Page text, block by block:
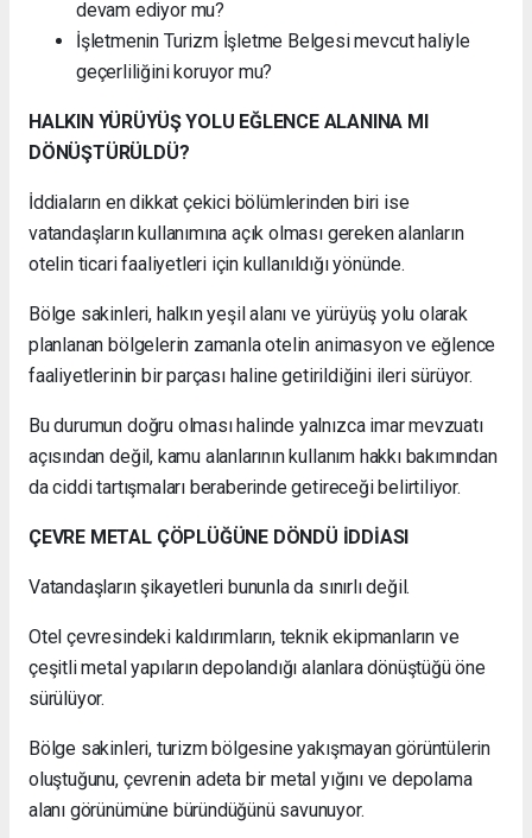
devam ediyor mu?
İşletmenin Turizm İşletme Belgesi mevcut haliyle
geçerliliğini koruyor mu?
HALKIN YÜRÜYÜŞ YOLU EĞLENCE ALANINA MI
DÖNÜŞTÜRÜLDÜ?
İddiaların en dikkat çekici bölümlerinden biri ise
vatandaşların kullanımına açık olması gereken alanların
otelin ticari faaliyetleri için kullanıldığı yönünde.
Bölge sakinleri, halkın yeşil alanı ve yürüyüş yolu olarak
planlanan bölgelerin zamanla otelin animasyon ve eğlence
faaliyetlerinin bir parçası haline getirildiğini ileri sürüyor.
Bu durumun doğru olması halinde yalnızca imar mevzuatı
açısından değil, kamu alanlarının kullanım hakkı bakımından
da ciddi tartışmaları beraberinde getireceği belirtiliyor.
ÇEVRE METAL ÇÖPLÜĞÜNE DÖNDÜ İDDİASI
Vatandaşların şikayetleri bununla da sınırlı değil.
Otel çevresindeki kaldırımların, teknik ekipmanların ve
çeşitli metal yapıların depolandığı alanlara dönüştüğü öne
sürülüyor.
Bölge sakinleri, turizm bölgesine yakışmayan görüntülerin
oluştuğunu, çevrenin adeta bir metal yığını ve depolama
alanı görünümüne büründüğünü savunuyor.